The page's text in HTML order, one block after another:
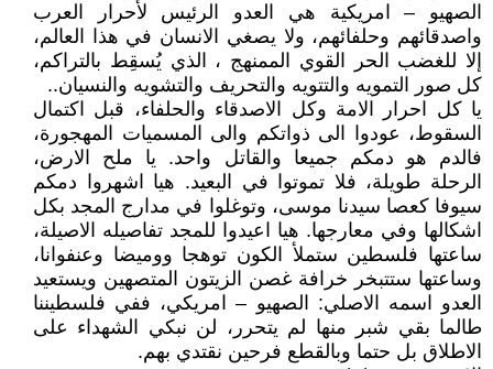
الصهيو – امريكية هي العدو الرئيس لأحرار العرب
واصدقائهم وحلفائهم، ولا يصغي الانسان في هذا العالم،
إلا للغضب الحر القوي الممنهج ، الذي يُسقِط بالتراكم،
كل صور التمويه والتتويه والتحريف والتشويه والنسيان..
يا كل احرار الامة وكل الاصدقاء والحلفاء، قبل اكتمال
السقوط، عودوا الى ذواتكم والى المسميات المهجورة،
فالدم هو دمكم جميعا والقاتل واحد. يا ملح الارض،
الرحلة طويلة، فلا تموتوا في البعيد. هيا اشهروا دمكم
سيوفا كعصا سيدنا موسى، وتوغلوا في مدارج المجد بكل
اشكالها وفي معارجها. هيا اعيدوا للمجد تفاصيله الاصيلة،
ساعتها فلسطين ستملأ الكون توهجا ووميضا وعنفوانا،
وساعتها ستتبخر خرافة غصن الزيتون المتصهين ويستعيد
العدو اسمه الاصلي: الصهيو – امريكي، ففي فلسطيننا
طالما بقي شبر منها لم يتحرر، لن نبكي الشهداء على
الاطلاق بل حتما وبالقطع فرحين نقتدي بهم.